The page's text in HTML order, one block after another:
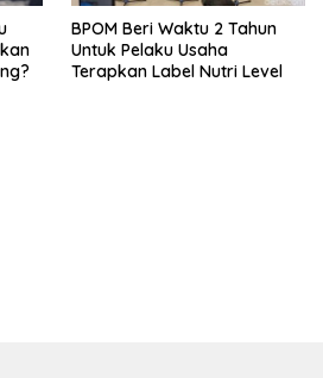
BPOM Beri Waktu 2 Tahun
Untuk Pelaku Usaha
Terapkan Label Nutri Level